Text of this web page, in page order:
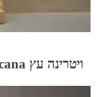
ויטרינה עץ Toscana